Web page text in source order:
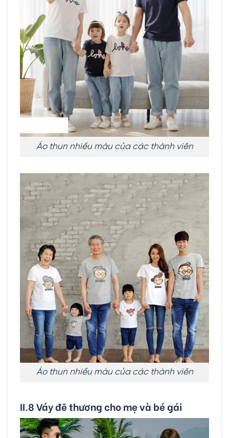
Áo thun nhiều màu của các thành viên
Áo thun nhiều màu của các thành viên
II.8 Váy đẽ thương cho mẹ và bé gái